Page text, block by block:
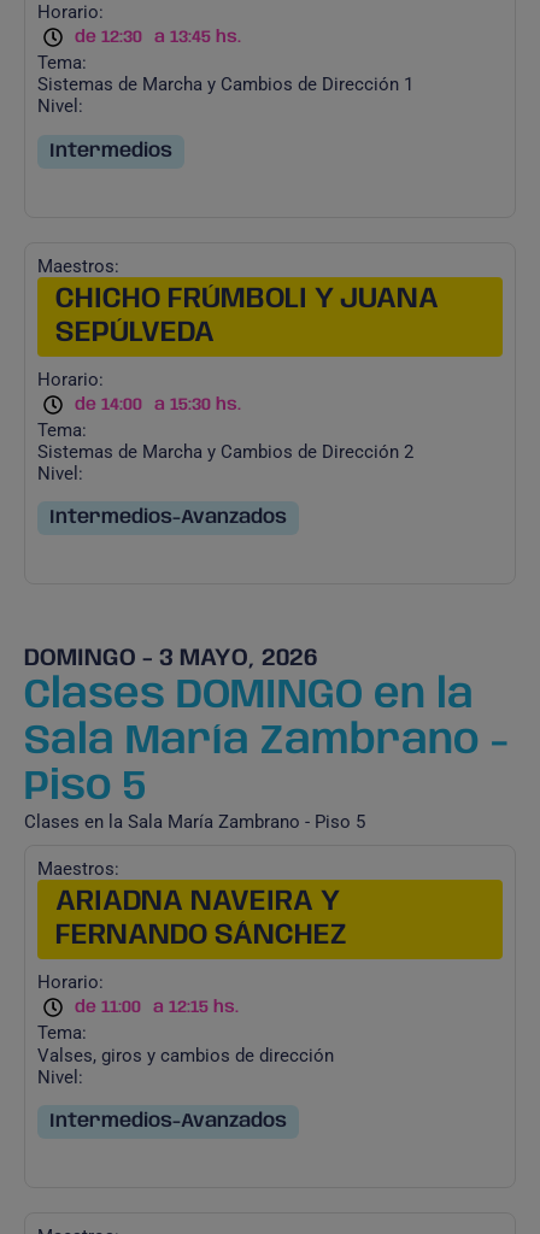
Horario:
de 12:30 a 13:45 hs.
Tema:
Sistemas de Marcha y Cambios de Dirección 1
Nivel:
Intermedios
Maestros:
CHICHO FRÚMBOLI Y JUANA
SEPÚLVEDA
Horario:
de 14:00 a 15:30 hs.
Tema:
Sistemas de Marcha y Cambios de Dirección 2
Nivel:
Intermedios-Avanzados
DOMINGO - 3 MAYO, 2026
Clases DOMINGO en la
Sala María Zambrano -
Piso 5
Clases en la Sala María Zambrano - Piso 5
Maestros:
ARIADNA NAVEIRA Y
FERNANDO SÁNCHEZ
Horario:
de 11:00 a 12:15 hs.
Tema:
Valses, giros y cambios de dirección
Nivel:
Intermedios-Avanzados